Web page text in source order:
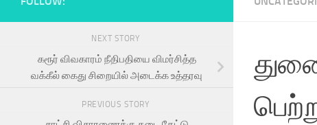
NEXT STORY
கரூர் விவகாரம் நீதிபதியை விமர்சித்த
வக்கீல் கைது சிறையில் அடைக்க உத்தரவு
PREVIOUS STORY